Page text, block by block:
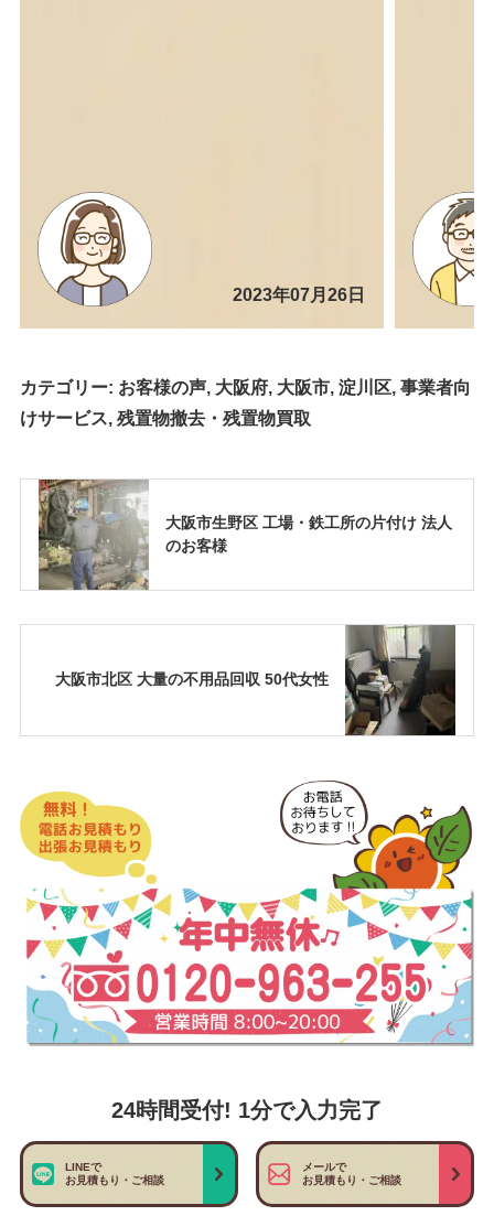
2023年07月26日
カテゴリー: お客様の声, 大阪府, 大阪市, 淀川区, 事業者向
けサービス, 残置物撤去・残置物買取
大阪市生野区 工場・鉄工所の片付け 法人
のお客様
大阪市北区 大量の不用品回収 50代女性
24時間受付! 1分で入力完了
LINEで
お見積もり・ご相談
メールで
お見積もり・ご相談